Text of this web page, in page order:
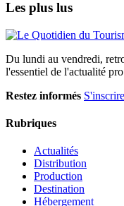
Les plus lus
Du lundi au vendredi,
l'essentiel de l'actualité
Restez informés S'inscrire
Rubriques
Actualités
Distribution
Production
Destination
Hébergement